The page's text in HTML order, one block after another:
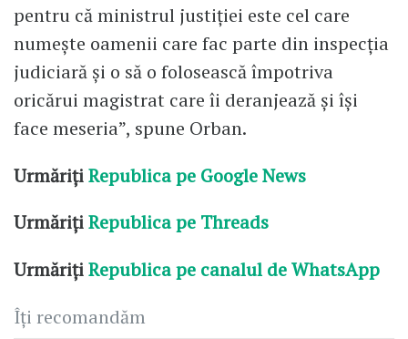
pentru că ministrul justiției este cel care
numește oamenii care fac parte din inspecția
judiciară și o să o folosească împotriva
oricărui magistrat care îi deranjează și își
face meseria”, spune Orban.
UrmărițiRepublica pe Google News
UrmărițiRepublica pe Threads
UrmărițiRepublica pe canalul de WhatsApp
Îți recomandăm